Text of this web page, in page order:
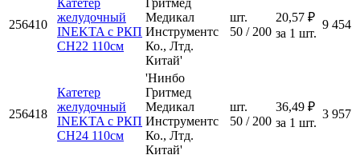
256410
желудочный
INEKTA с РКП
CH22 110см
Медикал
Инструментс
Ко., Лтд.
Китай'
шт.
50 / 200
20,57 ₽
за 1 шт.
9 454
256418
Катетер
желудочный
INEKTA с РКП
CH24 110см
'Нинбо
Гритмед
Медикал
Инструментс
Ко., Лтд.
Китай'
шт.
50 / 200
36,49 ₽
за 1 шт.
3 957